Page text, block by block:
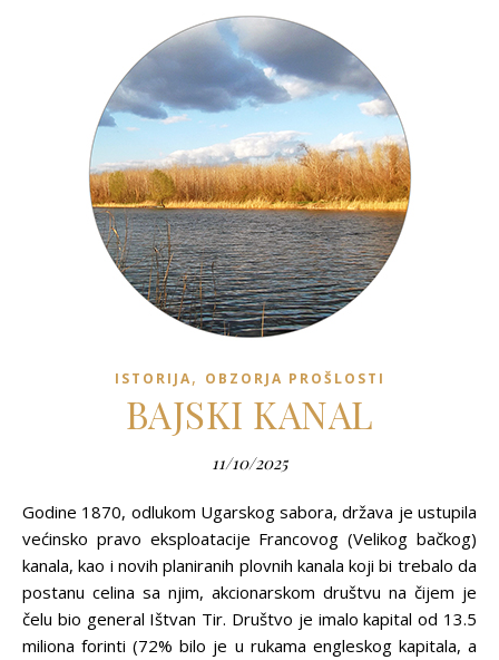
ISTORIJA, OBZORJA PROŠLOSTI
BAJSKI KANAL
11/10/2025
Godine 1870, odlukom Ugarskog sabora, država je ustupila
većinsko pravo eksploatacije Francovog (Velikog bačkog)
kanala, kao i novih planiranih plovnih kanala koji bi trebalo da
postanu celina sa njim, akcionarskom društvu na čijem je
čelu bio general Ištvan Tir. Društvo je imalo kapital od 13.5
miliona forinti (72% bilo je u rukama engleskog kapitala, a